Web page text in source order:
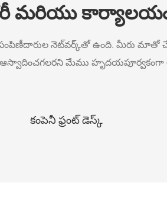
మరియు
నెట్‌వర్క్‌తో ఉంది. మీరు మాతో
మేము హృదయపూర్వకంగా
కార్యాలయం